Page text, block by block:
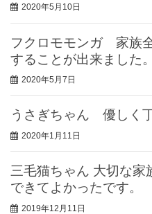
2020年5月10日
フクロモモンガ 家族
することが出来ました。
2020年5月7日
うさぎちゃん 優しく
2020年1月11日
三毛猫ちゃん 大切な家
できてよかったです。
2019年12月11日